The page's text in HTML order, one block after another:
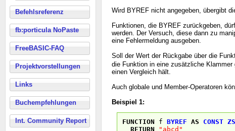
Befehlsreferenz
fb:porticula NoPaste
FreeBASIC-FAQ
Projektvorstellungen
Links
Buchempfehlungen
Int. Community Report
Wird BYREF nicht angegeben, übergibt
Funktionen, die BYREF zurückgeben,
werden. Der Versuch, diese dann zu
eine Fehlermeldung ausgeben.
Soll der Wert der Rückgabe über die
die Funktion in eine zusätzliche
einen Vergleich hält.
Auch globale und Member-Operatoren
Beispiel 1:
FUNCTION f BYREF AS CONST
RETURN
"abcd"